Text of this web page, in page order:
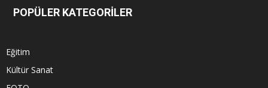
POPÜLER KATEGORİLER
Eğitim
Kültür Sanat